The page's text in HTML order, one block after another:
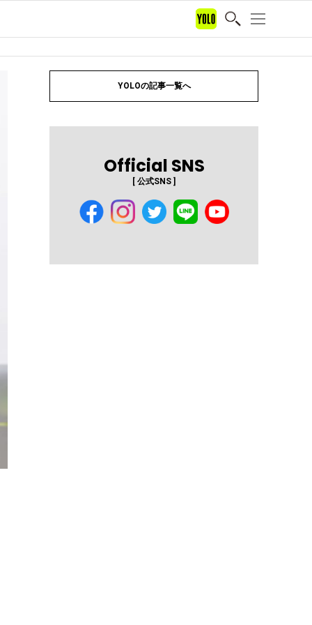
YOLOの記事一覧へ
Official SNS
[ 公式SNS ]